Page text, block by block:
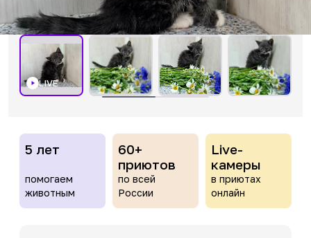
LIVE
5 лет
помогаем
животным
60+
приютов
по всей
России
Live-
камеры
в приютах
онлайн